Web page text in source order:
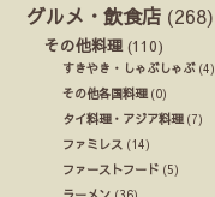
グルメ・飲食店 (268)
その他料理 (110)
すきやき・しゃぶしゃぶ(4)
その他各国料理(0)
タイ料理・アジア料理(7)
ファミレス (14)
ファーストフード (5)